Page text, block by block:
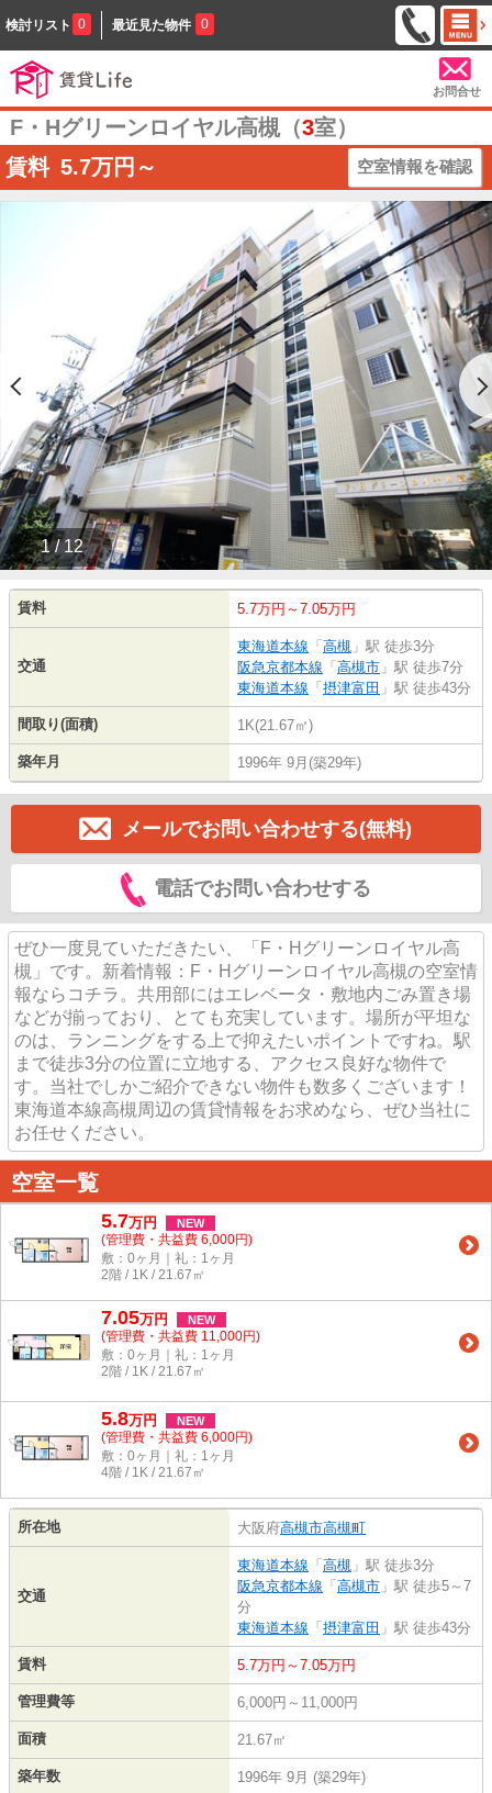
検討リスト 0 最近見た物件 0
お問合せ
F・Hグリーンロイヤル高槻（3室）
賃料 5.7万円～ 空室情報を確認
1 / 12
賃料 5.7万円～7.05万円
交通
東海道本線 「 高槻 」駅 徒歩3分
阪急京都本線 「 高槻市 」駅 徒歩7分
東海道本線 「 摂津富田 」駅 徒歩43分
間取り(面積) 1K(21.67㎡)
築年月 1996年 9月(築29年)
メールでお問い合わせする(無料)
電話でお問い合わせする
ぜひ一度見ていただきたい、「F・Hグリーンロイヤル高
槻」です。新着情報：F・Hグリーンロイヤル高槻の空室情
報ならコチラ。共用部にはエレベータ・敷地内ごみ置き場
などが揃っており、とても充実しています。場所が平坦な
のは、ランニングをする上で抑えたいポイントですね。駅
まで徒歩3分の位置に立地する、アクセス良好な物件で
す。当社でしかご紹介できない物件も数多くございます！
東海道本線高槻周辺の賃貸情報をお求めなら、ぜひ当社に
お任せください。
空室一覧
5.7万円 NEW
(管理費・共益費 6,000円)
敷：0ヶ月｜礼：1ヶ月
2階 / 1K / 21.67㎡
7.05万円 NEW
(管理費・共益費 11,000円)
敷：0ヶ月｜礼：1ヶ月
2階 / 1K / 21.67㎡
5.8万円 NEW
(管理費・共益費 6,000円)
敷：0ヶ月｜礼：1ヶ月
4階 / 1K / 21.67㎡
所在地 大阪府高槻市高槻町
交通
東海道本線 「 高槻 」駅 徒歩3分
阪急京都本線 「 高槻市 」駅 徒歩5～7
分
東海道本線 「 摂津富田 」駅 徒歩43分
賃料 5.7万円～7.05万円
管理費等 6,000円～11,000円
面積 21.67㎡
築年数 1996年 9月 (築29年)